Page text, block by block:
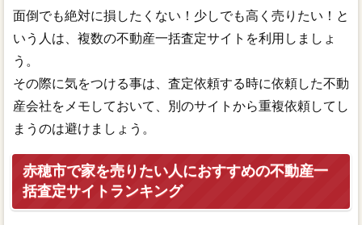
面倒でも絶対に損したくない！少しでも高く売りたい！と
いう人は、複数の不動産一括査定サイトを利用しましょ
う。
その際に気をつける事は、査定依頼する時に依頼した不動
産会社をメモしておいて、別のサイトから重複依頼してし
まうのは避けましょう。
赤穂市で家を売りたい人におすすめの不動産一
括査定サイトランキング